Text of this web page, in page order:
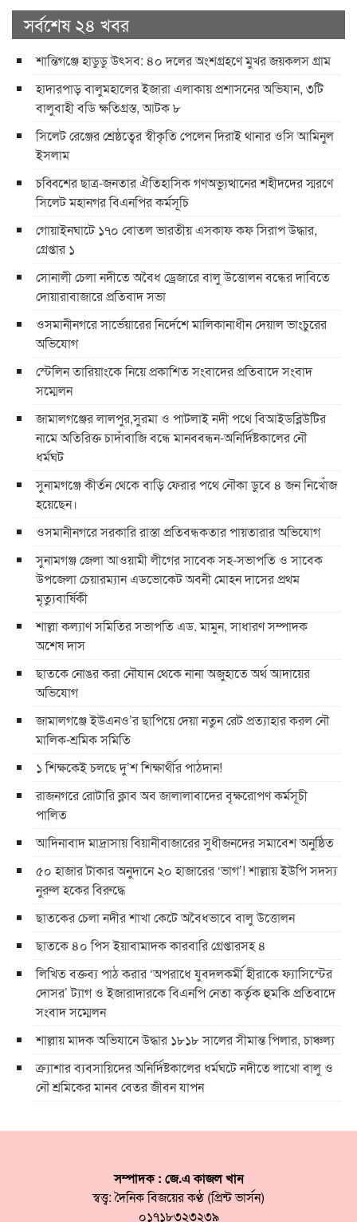
সর্বশেষ ২৪ খবর
শান্তিগঞ্জে হাডুডু উৎসব: ৪০ দলের অংশগ্রহণে মুখর জয়কলস গ্রাম
হাদারপাড় বালুমহালের ইজারা এলাকায় প্রশাসনের অভিযান, ৩টি
বালুবাহী বডি ক্ষতিগ্রস্ত, আটক ৮
সিলেট রেঞ্জের শ্রেষ্ঠত্বের স্বীকৃতি পেলেন দিরাই থানার ওসি আমিনুল
ইসলাম
চব্বিশের ছাত্র-জনতার ঐতিহাসিক গণঅভ্যুত্থানের শহীদদের স্মরণে
সিলেট মহানগর বিএনপির কর্মসূচি
গোয়াইনঘাটে ১৭০ বোতল ভারতীয় এসকাফ কফ সিরাপ উদ্ধার,
গ্রেপ্তার ১
সোনালী চেলা নদীতে অবৈধ ড্রেজারে বালু উত্তোলন বন্ধের দাবিতে
দোয়ারাবাজারে প্রতিবাদ সভা
ওসমানীনগরে সার্ভেয়ারের নির্দেশে মালিকানাধীন দেয়াল ভাংচুরের
অভিযোগ
স্টেলিন তারিয়াংকে নিয়ে প্রকাশিত সংবাদের প্রতিবাদে সংবাদ
সম্মেলন
জামালগঞ্জের লালপুর,সুরমা ও পাটলাই নদী পথে বিআইডব্লিউটির
নামে অতিরিক্ত চাদাঁবাজি বন্ধে মানববন্ধন-অনির্দিষ্টকালের নৌ
ধর্মঘট
সুনামগঞ্জে কীর্তন থেকে বাড়ি ফেরার পথে নৌকা ডুবে ৪ জন নিখোঁজ
হয়েছেন।
ওসমানীনগরে সরকারি রাস্তা প্রতিবন্ধকতার পায়তারার অভিযোগ
সুনামগঞ্জ জেলা আওয়ামী লীগের সাবেক সহ-সভাপতি ও সাবেক
উপজেলা চেয়ারম্যান এডভোকেট অবনী মোহন দাসের প্রথম
মৃত্যুবার্ষিকী
শাল্লা কল্যাণ সমিতির সভাপতি এড. মামুন, সাধারণ সম্পাদক
অশেষ দাস
ছাতকে নোঙর করা নৌযান থেকে নানা অজুহাতে অর্থ আদায়ের
অভিযোগ
জামালগঞ্জে ইউএনও’র ছাপিয়ে দেয়া নতুন রেট প্রত্যাহার করল নৌ
মালিক-শ্রমিক সমিতি
১ শিক্ষকেই চলছে দু’শ শিক্ষার্থীর পাঠদান!
রাজনগরে রোটারি ক্লাব অব জালালাবাদের বৃক্ষরোপণ কর্মসূচী
পালিত
আদিনাবাদ মাদ্রাসায় বিয়ানীবাজারের সুধীজনদের সমাবেশ অনুষ্ঠিত
৫০ হাজার টাকার অনুদানে ২০ হাজারের ‘ভাগ’! শাল্লায় ইউপি সদস্য
নুরুল হকের বিরুদ্ধে
ছাতকের চেলা নদীর শাখা কেটে অবৈধভাবে বালু উত্তোলন
ছাতকে ৪০ পিস ইয়াবামাদক কারবারি গ্রেপ্তারসহ ৪
লিখিত বক্তব্য পাঠ করার ‘অপরাধে যুবদলকর্মী হীরাকে ফ্যাসিস্টের
দোসর’ ট্যাগ ও ইজারাদারকে বিএনপি নেতা কর্তৃক হুমকি প্রতিবাদে
সংবাদ সম্মেলন
শাল্লায় মাদক অভিযানে উদ্ধার ১৮১৮ সালের সীমান্ত পিলার, চাঞ্চল্য
ক্র্যাশার ব্যবসায়িদের অনির্দিষ্টকালের ধর্মঘটে নদীতে লাখো বালু ও
নৌ শ্রমিকের মানব বেতর জীবন যাপন
সম্পাদক : জে.এ কাজল খান
স্বত্ত্ব: দৈনিক বিজয়ের কণ্ঠ (প্রিন্ট ভার্সন)
০১৭১৮৩২৩২৩৯